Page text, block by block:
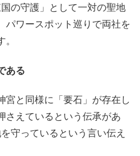
の守護」として一対の聖地
パワースポット巡りで両社を
ある
宮と同様に「要石」が存在し
さえているという伝承があ
守っているという言い伝え